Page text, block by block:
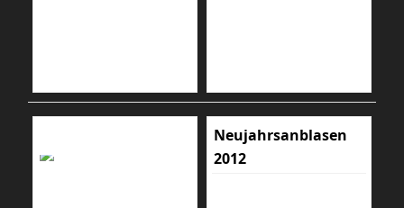
Neujahrsanblasen
2012